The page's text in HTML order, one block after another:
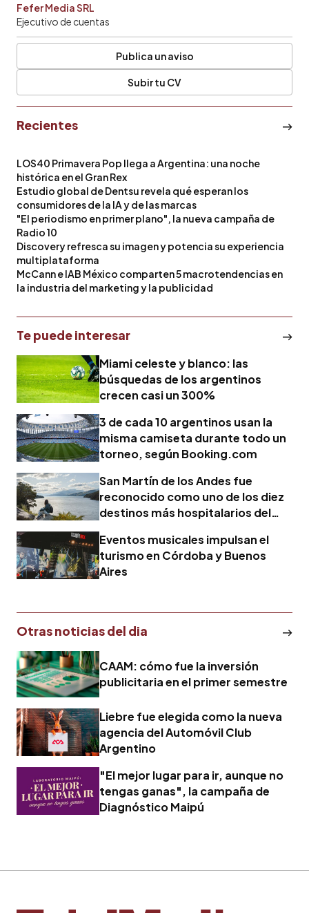
Fefer Media SRL
Ejecutivo de cuentas
Publica un aviso
Subir tu CV
Recientes
LOS40 Primavera Pop llega a Argentina: una noche
histórica en el Gran Rex
Estudio global de Dentsu revela qué esperan los
consumidores de la IA y de las marcas
"El periodismo en primer plano", la nueva campaña de
Radio 10
Discovery refresca su imagen y potencia su experiencia
multiplataforma
McCann e IAB México comparten 5 macrotendencias en
la industria del marketing y la publicidad
Te puede interesar
Miami celeste y blanco: las
búsquedas de los argentinos
crecen casi un 300%
3 de cada 10 argentinos usan la
misma camiseta durante todo un
torneo, según Booking.com
San Martín de los Andes fue
reconocido como uno de los diez
destinos más hospitalarios del
Eventos musicales impulsan el
turismo en Córdoba y Buenos
Aires
Otras noticias del dia
CAAM: cómo fue la inversión
publicitaria en el primer semestre
Liebre fue elegida como la nueva
agencia del Automóvil Club
Argentino
"El mejor lugar para ir, aunque no
tengas ganas", la campaña de
Diagnóstico Maipú